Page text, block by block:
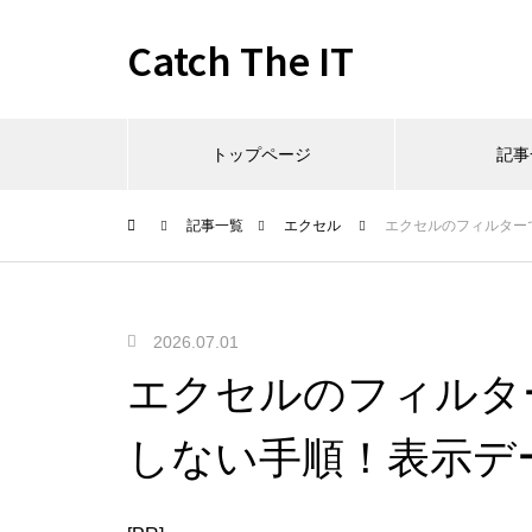
Catch The IT
トップページ 記
記事一覧 エクセル エクセルのフィルタ
2026.07.01
エクセルのフィル
しない手順！表示デ